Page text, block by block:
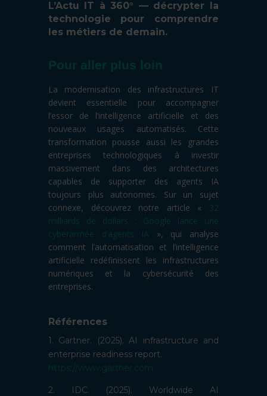
L’Actu IT à 360° — décrypter la
technologie pour comprendre
les métiers de demain.
Pour aller plus loin
La modernisation des infrastructures IT
devient essentielle pour accompagner
l’essor de l’intelligence artificielle et des
nouveaux usages automatisés. Cette
transformation pousse aussi les grandes
entreprises technologiques à investir
massivement dans des architectures
capables de supporter des agents IA
toujours plus autonomes. Sur un sujet
connexe, découvrez notre article «
32
milliards de dollars : Google lance une
cyberarmée d’agents IA », qui analyse
comment l’automatisation et l’intelligence
artificielle redéfinissent les infrastructures
numériques et la cybersécurité des
entreprises.
Références
1. Gartner. (2025). AI infrastructure and
enterprise readiness report.
https://www.gartner.com
2. IDC. (2025). Worldwide AI